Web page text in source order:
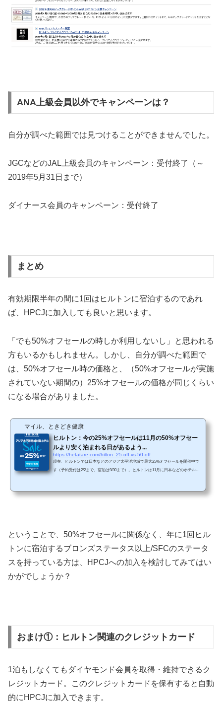
ANA上級会員以外でキャンペーンは？
自分が調べた範囲では見つけることができませんでした。
JGCなどのJAL上級会員のキャンペーン：受付終了（～
2019年5月31日まで）
ダイナース会員のキャンペーン：受付終了
まとめ
有効期限半年の間に1回はヒルトンに宿泊するのであれ
ば、HPCJに加入しても良いと思います。
「でも50%オフセールの時しか利用しないし」と思われる
方もいるかもしれません。しかし、自分が調べた範囲で
は、50%オフセール時の価格と、（50%オフセールが実施
されていない期間の）25%オフセールの価格が同じくらい
になる場合がありました。
マイル、ときどき健康
ヒルトン：今の25%オフセールは11月の50%オフセー
ルより安く泊まれる日があるよう...
https://hetatare.com/hilton_25-off-vs-50-off
現在、ヒルトンでは日本などのアジア太平洋地域で最大25%オフセールを開催中で
す（予約受付は2/2まで、宿泊は9/30まで）。ヒルトンは11月に日本などのホテルで5
りました。また、50%オフセール時では除外日が多数設定されていましたが、25%
ということで、50%オフセールに関係なく、年に1回ヒル
トンに宿泊するブロンズステータス以上/SFCのステータ
スを持っている方は、HPCJへの加入を検討してみてはい
かがでしょうか？
おまけ①：ヒルトン関連のクレジットカード
1泊もしなくてもダイヤモンド会員を取得・維持できるク
レジットカード。このクレジットカードを保有すると自動
的にHPCJに加入できます。